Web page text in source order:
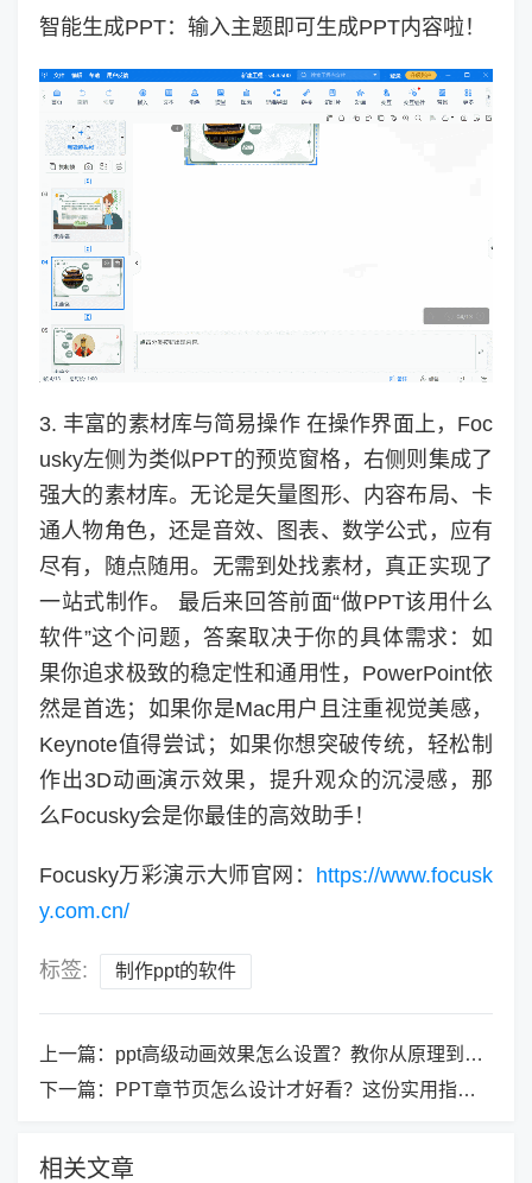
智能生成PPT：输入主题即可生成PPT内容啦！
3. 丰富的素材库与简易操作 在操作界面上，Foc
usky左侧为类似PPT的预览窗格，右侧则集成了
强大的素材库。无论是矢量图形、内容布局、卡
通人物角色，还是音效、图表、数学公式，应有
尽有，随点随用。无需到处找素材，真正实现了
一站式制作。 最后来回答前面“做PPT该用什么
软件”这个问题，答案取决于你的具体需求：如
果你追求极致的稳定性和通用性，PowerPoint依
然是首选；如果你是Mac用户且注重视觉美感，
Keynote值得尝试；如果你想突破传统，轻松制
作出3D动画演示效果，提升观众的沉浸感，那
么Focusky会是你最佳的高效助手！
Focusky万彩演示大师官网： https://www.focusk
y.com.cn/
标签: 制作ppt的软件
上一篇： ppt高级动画效果怎么设置？教你从原理到实战，打造电影级演示
下一篇：
PPT章节页怎么设计才好看？这份实用指南请收好
相关文章